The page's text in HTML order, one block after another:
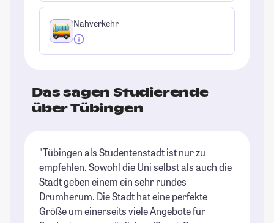
Nahverkehr
Das sagen Studierende
über Tübingen
"Tübingen als Studentenstadt ist nur zu
empfehlen. Sowohl die Uni selbst als auch die
Stadt geben einem ein sehr rundes
Drumherum. Die Stadt hat eine perfekte
Größe um einerseits viele Angebote für